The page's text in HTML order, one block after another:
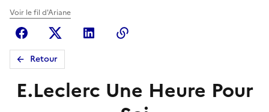
Voir le fil d'Ariane
FacebookX (anciennement Twitter)
Linkedin
Retour
E.Leclerc Une Heure Pour